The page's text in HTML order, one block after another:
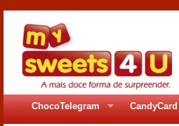
ChocoTelegram CandyCard